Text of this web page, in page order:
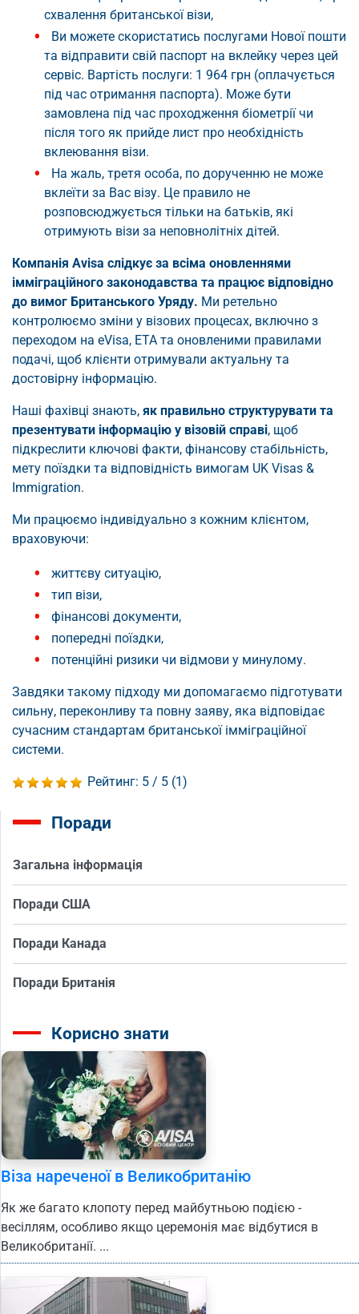
схвалення британської візи,
Ви можете скористатись послугами Нової пошти
та відправити свій паспорт на вклейку через цей
сервіс. Вартість послуги: 1 964 грн (оплачується
під час отримання паспорта). Може бути
замовлена під час проходження біометрії чи
після того як прийде лист про необхідність
вклеювання візи.
На жаль, третя особа, по дорученню не може
вклеїти за Вас візу. Це правило не
розповсюджується тільки на батьків, які
отримують візи за неповнолітніх дітей.
Компанія Avisa слідкує за всіма оновленнями
імміграційного законодавства та працює відповідно
до вимог Британського Уряду. Ми ретельно
контролюємо зміни у візових процесах, включно з
переходом на eVisa, ETA та оновленими правилами
подачі, щоб клієнти отримували актуальну та
достовірну інформацію.
Наші фахівці знають, як правильно структурувати та
презентувати інформацію у візовій справі, щоб
підкреслити ключові факти, фінансову стабільність,
мету поїздки та відповідність вимогам UK Visas &
Immigration.
Ми працюємо індивідуально з кожним клієнтом,
враховуючи:
життєву ситуацію,
тип візи,
фінансові документи,
попередні поїздки,
потенційні ризики чи відмови у минулому.
Завдяки такому підходу ми допомагаємо підготувати
сильну, переконливу та повну заяву, яка відповідає
сучасним стандартам британської імміграційної
системи.
Рейтинг: 5 / 5 (1)
Поради
Загальна інформація
Поради США
Поради Канада
Поради Британія
Корисно знати
Віза нареченої в Великобританію
Як же багато клопоту перед майбутньою подією -
весіллям, особливо якщо церемонія має відбутися в
Великобританії. ...